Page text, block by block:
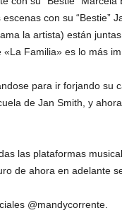
con su “Bestie”
la artista) están
Familia» es lo más
para ir forjando su
de Jan Smith, y
las plataformas
de ahora en adelante
@mandycorrente.